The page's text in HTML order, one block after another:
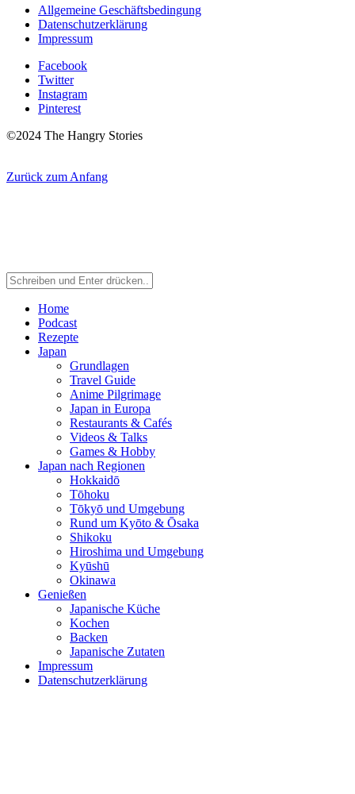
Allgemeine Geschäftsbedingung
Datenschutzerklärung
Impressum
Facebook
Twitter
Instagram
Pinterest
©2024 The Hangry Stories
Zurück zum Anfang
Home
Podcast
Rezepte
Japan
Grundlagen
Travel Guide
Anime Pilgrimage
Japan in Europa
Restaurants & Cafés
Videos & Talks
Games & Hobby
Japan nach Regionen
Hokkaidō
Tōhoku
Tōkyō und Umgebung
Rund um Kyōto & Ōsaka
Shikoku
Hiroshima und Umgebung
Kyūshū
Okinawa
Genießen
Japanische Küche
Kochen
Backen
Japanische Zutaten
Impressum
Datenschutzerklärung